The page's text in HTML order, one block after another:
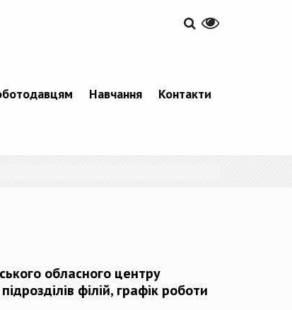
Навчання Контакти
обласного центру
філій, графік роботи